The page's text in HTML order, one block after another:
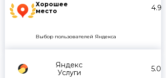
Хорошее
место
4.9
Выбор пользователей Яндекса
Яндекс
Услуги
5.0